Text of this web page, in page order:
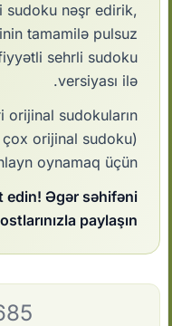
sudoku nəşr edirik,
tamamilə pulsuz
sehrli sudoku
versiyası ilə.
sudokuların
orijinal sudoku)
oynamaq üçün.
edin! Əgər səhifəni
paylaşın.